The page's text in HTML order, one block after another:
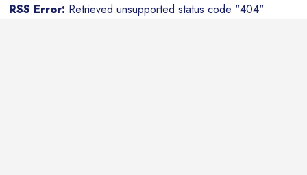
RSS Error: Retrieved unsupported status code "404"